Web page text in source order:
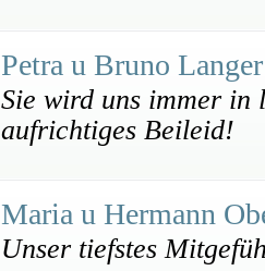
Petra u Bruno
Sie wird uns immer
aufrichtiges Beileid!
Maria u Hermann
Unser tiefstes